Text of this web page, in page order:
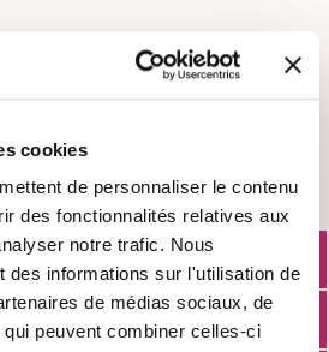
cookies
de personnaliser le contenu
des fonctionnalités relatives aux
notre trafic. Nous
des informations sur l'utilisation de
de médias sociaux, de
peuvent combiner celles-ci
militaire :
: